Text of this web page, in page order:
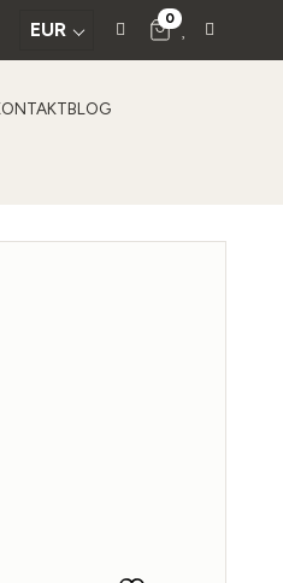
EUR 0
BLOG